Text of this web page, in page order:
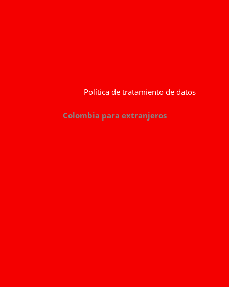
Política de tratamiento de datos
Colombia para extranjeros